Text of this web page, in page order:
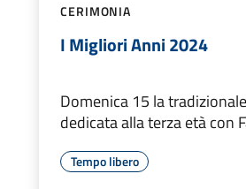
CERIMONIA
I Migliori Anni 2024
Domenica 15 la
dedicata alla terza età con
Tempo libero